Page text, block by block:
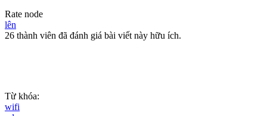
Rate node
lên
26 thành viên đã đánh giá bài viết này hữu ích.
Từ khóa:
wifi